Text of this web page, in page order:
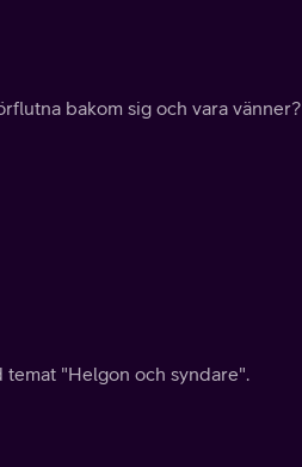
bakom sig och vara vänner?
"Helgon och syndare".